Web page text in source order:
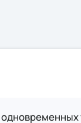
Cisco
МойОфис
для
24,